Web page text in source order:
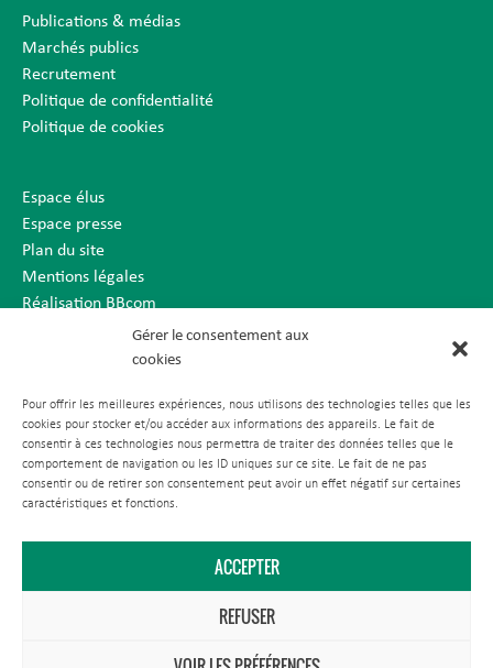
Gérer le consentement aux
cookies
Pour offrir les meilleures expériences, nous utilisons des technologies telles que les
cookies pour stocker et/ou accéder aux informations des appareils. Le fait de
consentir à ces technologies nous permettra de traiter des données telles que le
comportement de navigation ou les ID uniques sur ce site. Le fait de ne pas
consentir ou de retirer son consentement peut avoir un effet négatif sur certaines
caractéristiques et fonctions.
ACCEPTER
REFUSER
Publications & médias
Marchés publics
Recrutement
Politique de confidentialité
Politique de cookies
Espace élus
Espace presse
Plan du site
Mentions légales
Réalisation BBcom